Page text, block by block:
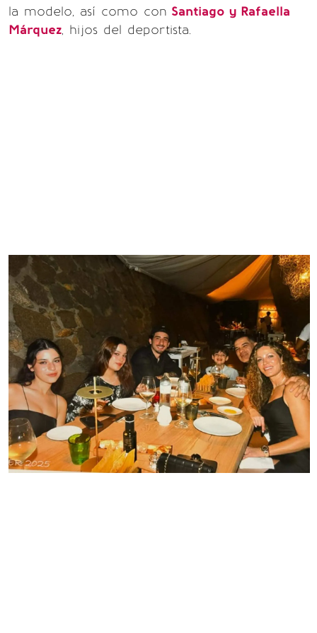
la modelo, así como con Santiago y Rafaella
Márquez, hijos del deportista.